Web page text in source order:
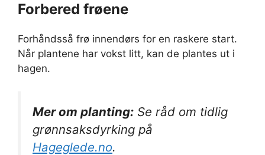
Forbered frøene
Forhåndsså frø innendørs for en raskere start.
Når plantene har vokst litt, kan de plantes ut i
hagen.
Mer om planting: Se råd om tidlig
grønnsaksdyrking på
Hageglede.no.